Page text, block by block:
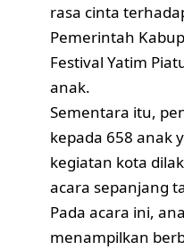
rasa cinta
Pemerintah
Festival Yatim
anak.
Sementara itu,
kepada 658 anak
kegiatan kota
acara sepanjang
Pada acara ini,
menampilkan